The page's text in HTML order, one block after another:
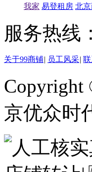
我家 易登租房 北
服务热线
关于99商铺| 员工风采|
Copyright
京优众时